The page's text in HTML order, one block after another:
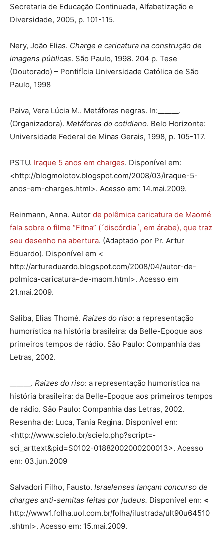
Secretaria de Educação Continuada, Alfabetização e
Diversidade, 2005, p. 101-115.
Nery, João Elias. Charge e caricatura na construção de
imagens públicas. São Paulo, 1998. 204 p. Tese
(Doutorado) – Pontifícia Universidade Católica de São
Paulo, 1998
Paiva, Vera Lúcia M.. Metáforas negras. In:______.
(Organizadora). Metáforas do cotidiano. Belo Horizonte:
Universidade Federal de Minas Gerais, 1998, p. 105-117.
PSTU. Iraque 5 anos em charges. Disponível em:
<http://blogmolo­tov.blog­spot.com/2008/­03/­i­ra­que-5-
anos-em-charges.html>. Acesso em: 14.mai.2009.
Reinmann, Anna. Autor de polêmica caricatura de Maomé
fala sobre o filme “Fitna” (´dis­cór­dia´, em árabe), que traz
seu desenho na abertura. (Adaptado por Pr. Artur
Eduardo). Dis­ponível em <
http://artureduardo.blogspot.com/2008/04/autor-de-
polmica-carica­tu­ra-de-maom.html>. Acesso em
21.mai.2009.
Saliba, Elias Thomé. Raízes do riso: a representação
humorística na história brasileira: da Belle-Epoque aos
primeiros tempos de rádio. São Paulo: Companhia das
Letras, 2002.
______. Raízes do riso: a representação humorística na
história brasileira: da Belle-Epoque aos primeiros tempos
de rádio. São Paulo: Companhia das Letras, 2002.
Resenha de: Luca, Tania Regina. Disponível em:
<http://www.scielo.br/scielo.php?­scri­pt=­
sci_arttext&pid=S0102-01882002000200013>. Acesso
em: 03.jun.2009
Salvadori Filho, Fausto. Israelenses lançam concurso de
charges anti-semitas feitas por judeus. Disponível em: <
http://www1.folha.uol.com.br/folha/ilustrada/ult90u64510
.­shtml>. Acesso em: 15.mai.2009.